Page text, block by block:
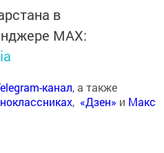
в
MАХ:
канал, а также
, «Дзен» и Макс